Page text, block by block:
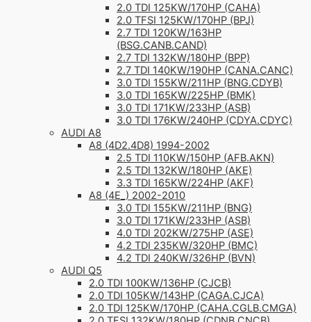
2.0 TDI 125KW/170HP (CAHA)
2.0 TFSI 125KW/170HP (BPJ)
2.7 TDI 120KW/163HP
(BSG.CANB.CAND)
2.7 TDI 132KW/180HP (BPP)
2.7 TDI 140KW/190HP (CANA.CANC)
3.0 TDI 155KW/211HP (BNG.CDYB)
3.0 TDI 165KW/225HP (BMK)
3.0 TDI 171KW/233HP (ASB)
3.0 TDI 176KW/240HP (CDYA.CDYC)
AUDI A8
A8 (4D2.4D8) 1994-2002
2.5 TDI 110KW/150HP (AFB.AKN)
2.5 TDI 132KW/180HP (AKE)
3.3 TDI 165KW/224HP (AKF)
A8 (4E_) 2002-2010
3.0 TDI 155KW/211HP (BNG)
3.0 TDI 171KW/233HP (ASB)
4.0 TDI 202KW/275HP (ASE)
4.2 TDI 235KW/320HP (BMC)
4.2 TDI 240KW/326HP (BVN)
AUDI Q5
2.0 TDI 100KW/136HP (CJCB)
2.0 TDI 105KW/143HP (CAGA.CJCA)
2.0 TDI 125KW/170HP (CAHA.CGLB.CMGA)